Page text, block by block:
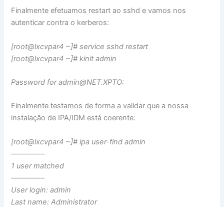
Finalmente efetuamos restart ao sshd e vamos nos
autenticar contra o kerberos:
[root@lxcvpar4 ~]# service sshd restart
[root@lxcvpar4 ~]# kinit admin
Password foradmin@NET.XPTO:
Finalmente testamos de forma a validar que a nossa
instalação de IPA/IDM está coerente:
[root@lxcvpar4 ~]# ipa user-find admin
​————–
​1 user matched
​————–
​User login: admin
​Last name: Administrator